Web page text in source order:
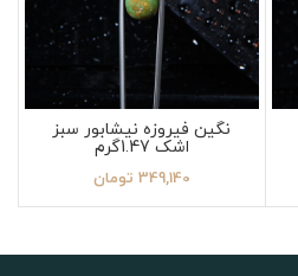
نگین فیروزه نیشابور سبز
اشک 1.47گرم
349,140 تومان